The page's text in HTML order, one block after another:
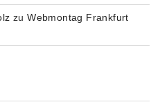
zuWebmontag Frankfurt